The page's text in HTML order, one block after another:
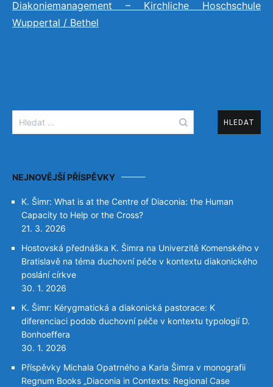
Diakoniemanagement – Kirchliche Hoschschule
Wuppertal / Bethel
NEJNOVĚJŠÍ PŘÍSPĚVKY
K. Šimr: What is at the Centre of Diaconia: the Human
Capacity to Help or the Cross?
21. 3. 2026
Hostovská přednáška K. Šimra na Univerzitě Komenského v
Bratislavě na téma duchovní péče v kontextu diakonického
poslání církve
30. 1. 2026
K. Šimr: Kérygmatická a diakonická pastorace: K
diferenciaci podob duchovní péče v kontextu typologií D.
Bonhoeffera
30. 1. 2026
Příspěvky Michala Opatrného a Karla Šimra v monografii
Regnum Books „Diaconia in Contexts: Regional Case